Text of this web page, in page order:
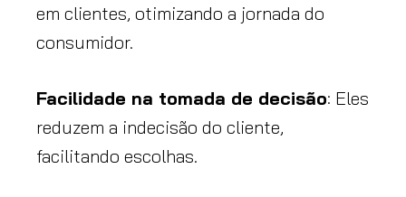
em clientes, otimizando a jornada do
consumidor.
Facilidade na tomada de decisão: Eles
reduzem a indecisão do cliente,
facilitando escolhas.